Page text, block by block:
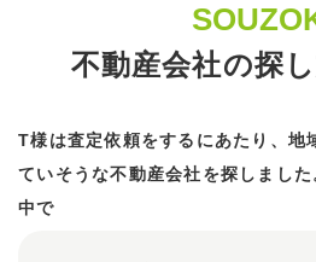
不動産会社の探
T様は査定依頼をするにあたり、地
ていそうな不動産会社を探しまし
中で